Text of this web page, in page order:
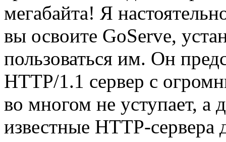
мегабайта! Я
вы освоите GoServe,
пользоваться им. Он
HTTP/1.1 сервер с
во многом не уступает, а
известные HTTP-сервера